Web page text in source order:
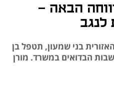
הבאה -
לנגב
בני שמעון, תטפל בן
הבדואים במשרד. מורן